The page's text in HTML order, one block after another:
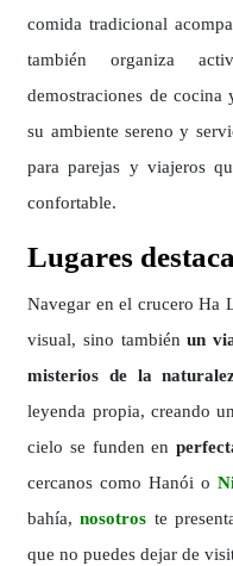
comida tradicional
también organiza
demostraciones de cocina
su ambiente sereno y
para parejas y viajeros
confortable.
Lugares
Navegar en el crucero Ha
visual, sino tambiénun
misterios de la
leyenda propia, creando
cielo se funden en
cercanos como Hanói o
bahía,nosotros te
que no puedes dejar de